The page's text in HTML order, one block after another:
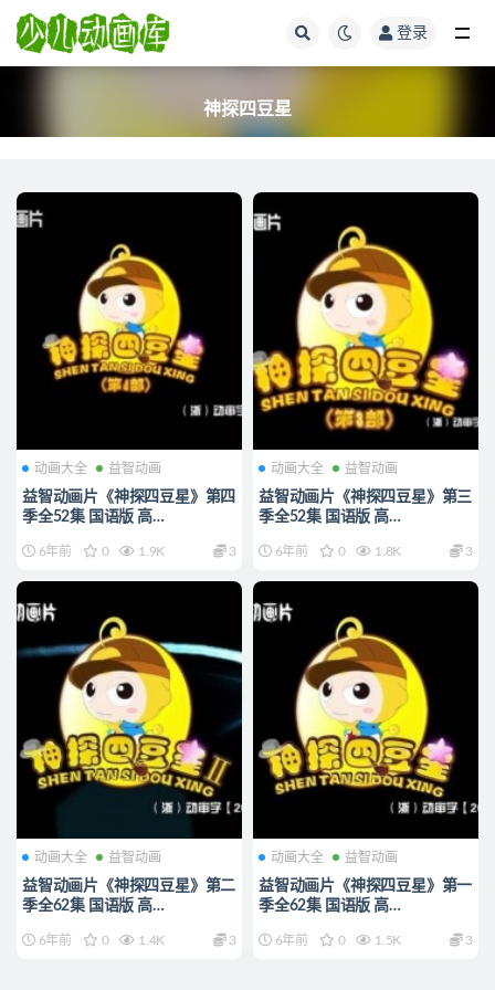
登录
神探四豆星
动画大全 益智动画
益智动画片《神探四豆星》第四
季全52集 国语版 高
星全集下载
6年前 0 1.9K 3
动画大全 益智动画
益智动画片《神探四豆星》第三
季全52集 国语版 高
星全集下载
6年前 0 1.8K 3
动画大全 益智动画
益智动画片《神探四豆星》第二
季全62集 国语版 高
星全集下载
6年前 0 1.4K 3
动画大全 益智动画
益智动画片《神探四豆星》第一
季全62集 国语版 高
星全集下载
6年前 0 1.5K 3